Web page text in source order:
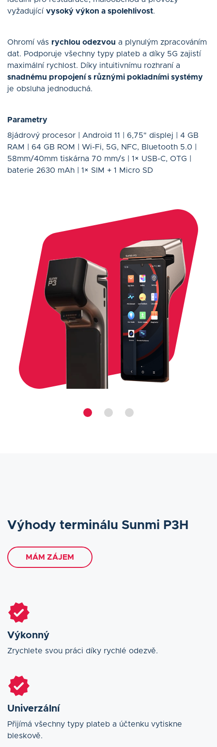
vyžadující vysoký výkon a spolehlivost.
Ohromí vás rychlou odezvou a plynulým zpracováním
dat. Podporuje všechny typy plateb a díky 5G zajistí
maximální rychlost. Díky intuitivnímu rozhraní a
snadnému propojení s různými pokladními systémy
je obsluha jednoduchá.
Parametry
8jádrový procesor | Android 11 | 6,75" displej | 4 GB
RAM | 64 GB ROM | Wi-Fi, 5G, NFC, Bluetooth 5.0 |
58mm/40mm tiskárna 70 mm/s | 1× USB-C, OTG |
baterie 2630 mAh | 1× SIM + 1 Micro SD
Výhody terminálu Sunmi P3H
MÁM ZÁJEM
Výkonný
Zrychlete svou práci díky rychlé odezvě.
Univerzální
Přijímá všechny typy plateb a účtenku vytiskne
bleskově.